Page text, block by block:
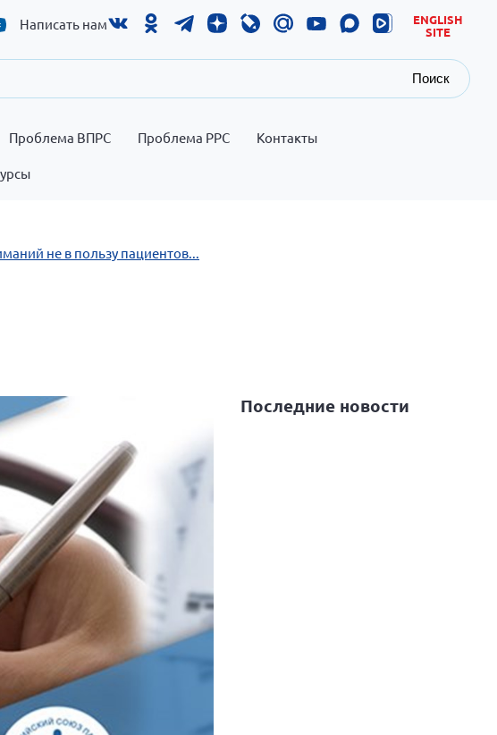
Написать нам
ENGLISH
SITE
Поиск
Проблема ВПРС Проблема РРС Контакты
не в пользу пациентов...
Последние новости